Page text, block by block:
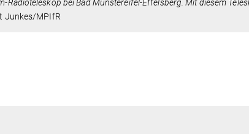
Radioteleskop bei Bad Münstereifel-Effelsberg. Mit diesem
Junkes/MPIfR